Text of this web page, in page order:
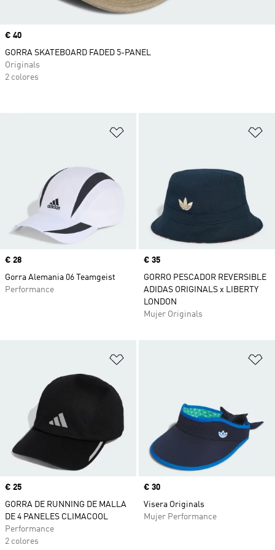
Precio
€ 28
Gorra Alemania 06 Teamgeist
Performance
Precio
€ 35
GORRO PESCADOR REVERSIBLE
ADIDAS ORIGINALS x LIBERTY
LONDON
Mujer Originals
Precio
€ 25
GORRA DE RUNNING DE MALLA
DE 4 PANELES CLIMACOOL
Performance
2 colores
Precio
€ 30
Visera Originals
Mujer Performance
Precio
€ 40
GORRA SKATEBOARD FADED 5-PANEL
Originals
2 colores